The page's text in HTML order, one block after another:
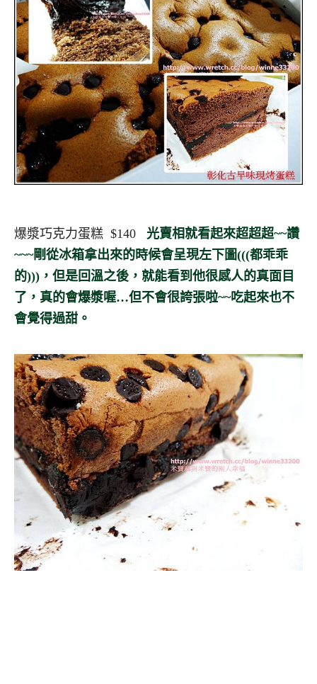
爆漿巧克力蛋糕 $140 光賣相就看起來超超超~~讚
~~~剛從冰箱拿出來的時候會呈現左下圖(((都乖乖
的)))，但是回溫之後，就能看到他很感人的真面目
了，真的會爆漿喔…但不會很誇張啦~~吃起來也不
會覺得過甜。